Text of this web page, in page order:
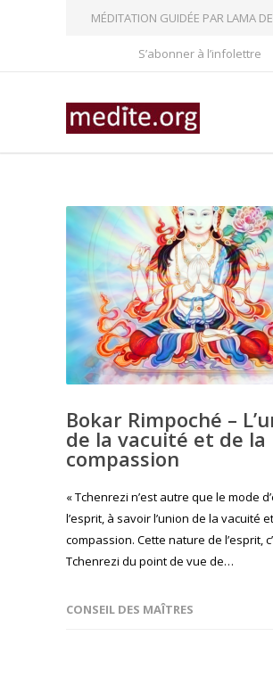
MÉDITATION GUIDÉE PAR LAMA
S’abonner à l’infolettre
Bokar Rimpoché –
de la vacuité et de la
compassion
« Tchenrezi n’est autre que le mode
l’esprit, à savoir l’union de la vacuité
compassion. Cette nature de l’esprit,
Tchenrezi du point de vue de…
CONSEIL DES MAÎTRES